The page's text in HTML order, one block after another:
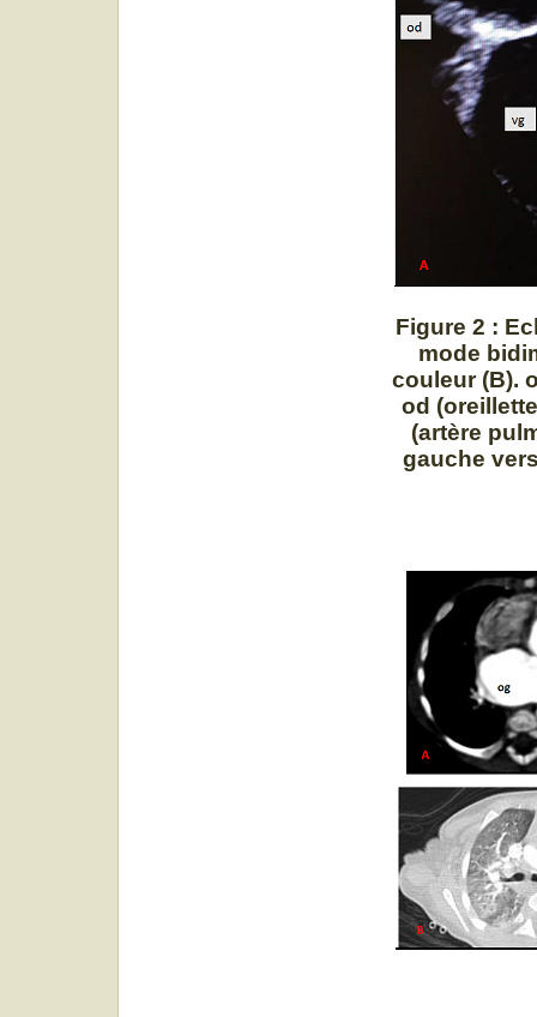
Figure 2 :
mode
couleur (B).
od
(artère
gauche